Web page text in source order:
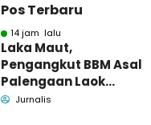
Pos Terbaru
14 jam lalu
Laka Maut,
Pengangkut BBM Asal
Palengaan Laok
Pamekasan Meninggal
Jurnalis